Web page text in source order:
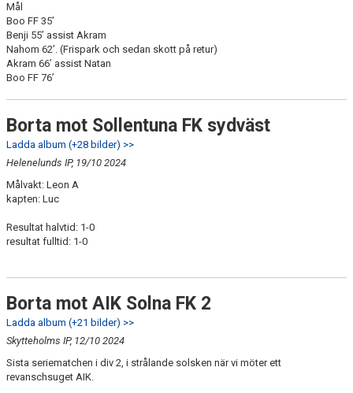
Mål
Boo FF 35’
Benji 55’ assist Akram
Nahom 62’. (Frispark och sedan skott på retur)
Akram 66’ assist Natan
Boo FF 76’
Borta mot Sollentuna FK sydväst
Ladda album (+28 bilder) >>
Helenelunds IP, 19/10 2024
Målvakt: Leon A
kapten: Luc
Resultat halvtid: 1-0
resultat fulltid: 1-0
Borta mot AIK Solna FK 2
Ladda album (+21 bilder) >>
Skytteholms IP, 12/10 2024
Sista seriematchen i div 2, i strålande solsken när vi möter ett
revanschsuget AIK.